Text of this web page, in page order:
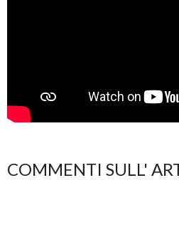
COMMENTI SULL'